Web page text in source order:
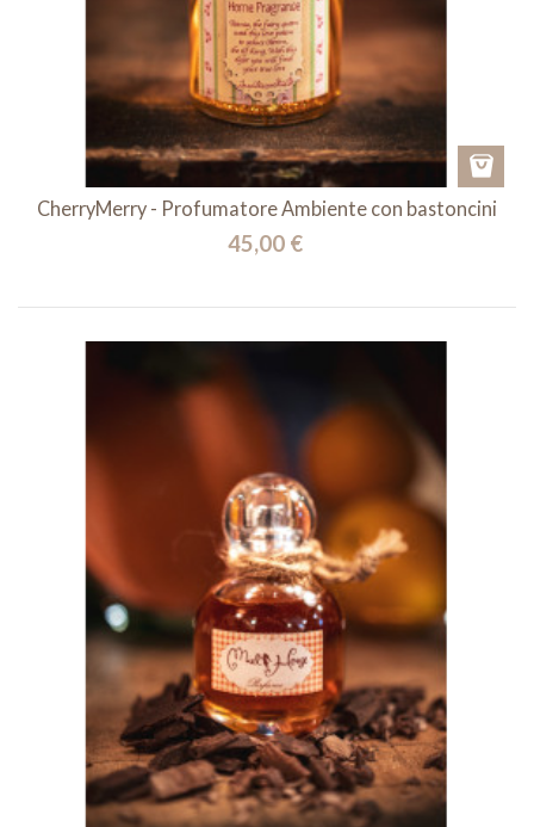
CherryMerry - Profumatore Ambiente con bastoncini
45,00 €